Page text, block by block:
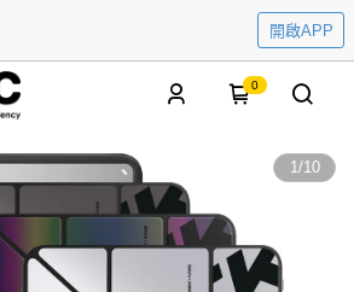
開啟APP
0
1/10